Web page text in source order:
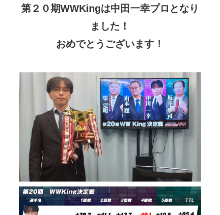
第２０期WWKingは中田一幸プロとなり
ました！
おめでとうございます！